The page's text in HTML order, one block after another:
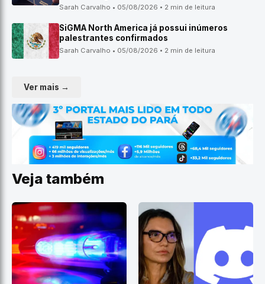
Sarah Carvalho • 05/08/2026 • 2 min de leitura
SiGMA North America já possui inúmeros
palestrantes confirmados
Sarah Carvalho • 05/08/2026 • 2 min de leitura
Ver mais →
Veja também